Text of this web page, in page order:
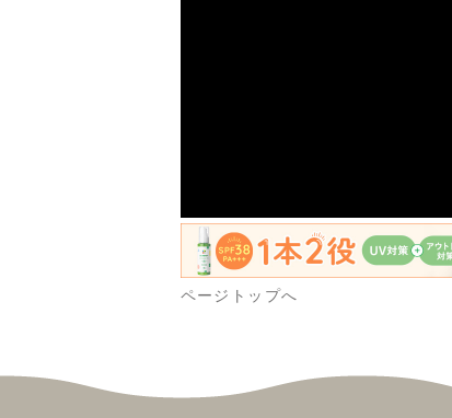
ページトップへ